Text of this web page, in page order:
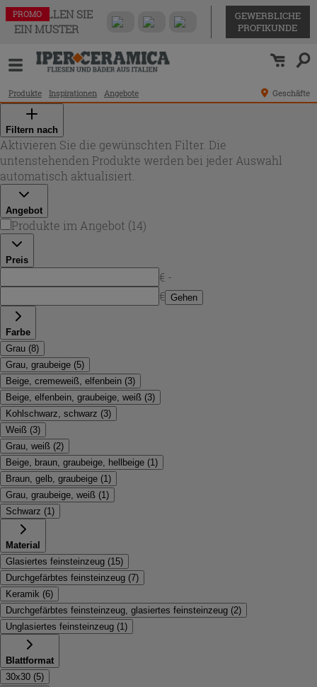
BESTELLEN SIE
EIN MUSTER
GEWERBLICHE
PROFIKUNDE
Produkte Inspirationen Angebote Geschäfte
Filtern nach
Aktivieren Sie die gewünschten Filter. Die
untenstehenden Produkte werden bei jeder Auswahl
automatisch aktualisiert.
Angebot
Produkte im Angebot (14)
Preis
€ -
€ Gehen
Farbe
Grau (8)
Grau, graubeige (5)
Beige, cremeweiß, elfenbein (3)
Beige, elfenbein, graubeige, weiß (3)
Kohlschwarz, schwarz (3)
Weiß (3)
Grau, weiß (2)
Beige, braun, graubeige, hellbeige (1)
Braun, gelb, graubeige (1)
Grau, graubeige, weiß (1)
Schwarz (1)
Material
Glasiertes feinsteinzeug (15)
Durchgefärbtes feinsteinzeug (7)
Keramik (6)
Durchgefärbtes feinsteinzeug, glasiertes feinsteinzeug (2)
Unglasiertes feinsteinzeug (1)
Blattformat
30x30 (5)
PROMO
PROMO
PROMO
PROMO
PROMO
PROMO
PROMO
PROMO
PROMO
PROMO
PROMO
PROMO
PROMO
PROMO